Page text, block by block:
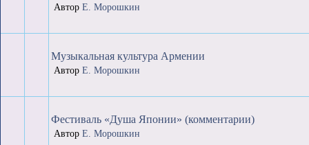
Автор Е. Морошкин
Музыкальная культура Армении
Автор Е. Морошкин
Фестиваль «Душа Японии» (комментарии)
Автор Е. Морошкин